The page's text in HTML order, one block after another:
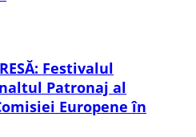
Festivalul
Patronaj al
Europene în